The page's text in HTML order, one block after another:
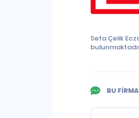
Sefa Çelik
BU